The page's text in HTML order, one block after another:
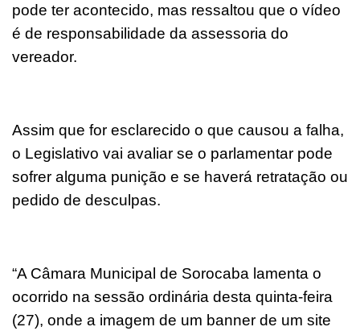
pode ter acontecido, mas ressaltou que o vídeo
é de responsabilidade da assessoria do
vereador.
Assim que for esclarecido o que causou a falha,
o Legislativo vai avaliar se o parlamentar pode
sofrer alguma punição e se haverá retratação ou
pedido de desculpas.
“A Câmara Municipal de Sorocaba lamenta o
ocorrido na sessão ordinária desta quinta-feira
(27), onde a imagem de um banner de um site